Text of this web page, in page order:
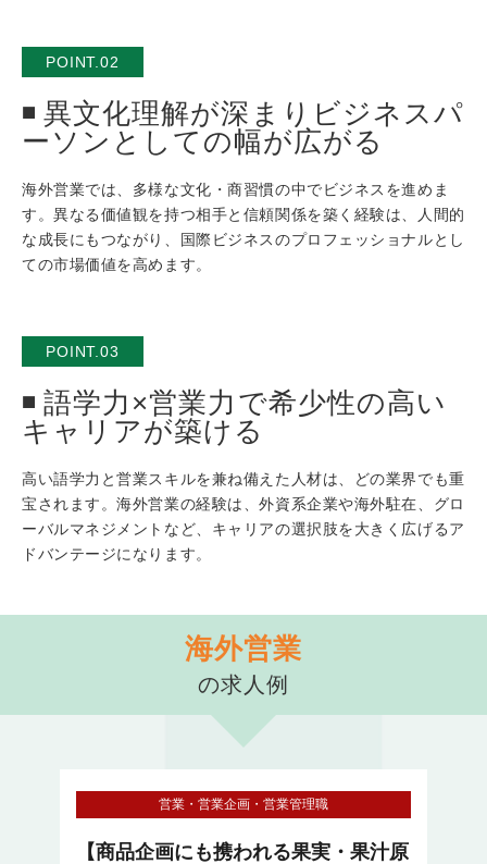
POINT.02
異文化理解が深まりビジネスパ
ーソンとしての幅が広がる
海外営業では、多様な文化・商習慣の中でビジネスを進めま
す。異なる価値観を持つ相手と信頼関係を築く経験は、人間的
な成長にもつながり、国際ビジネスのプロフェッショナルとし
ての市場価値を高めます。
POINT.03
語学力×営業力で希少性の高い
キャリアが築ける
高い語学力と営業スキルを兼ね備えた人材は、どの業界でも重
宝されます。海外営業の経験は、外資系企業や海外駐在、グロ
ーバルマネジメントなど、キャリアの選択肢を大きく広げるア
ドバンテージになります。
海外営業
の求人例
営業・営業企画・営業管理職
【商品企画にも携われる果実・果汁原